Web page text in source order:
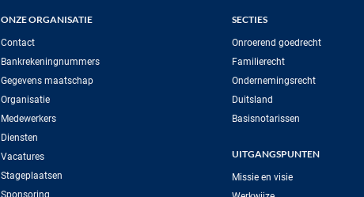
ONZE ORGANISATIE
Contact
Bankrekeningnummers
Gegevens maatschap
Organisatie
Medewerkers
Diensten
Vacatures
Stageplaatsen
Sponsoring
SECTIES
Onroerend goedrecht
Familierecht
Ondernemingsrecht
Duitsland
Basisnotarissen
UITGANGSPUNTEN
Missie en visie